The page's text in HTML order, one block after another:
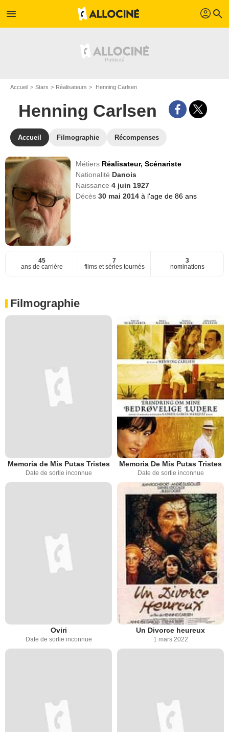
menu profil search
Accueil Stars Réalisateurs Henning Carlsen
Henning Carlsen
Accueil Filmographie Récompenses
Métiers Réalisateur,Scénariste
Nationalité Danois
Naissance4 juin 1927
Décès30 mai 2014à l'age de 86 ans
45
ans de carrière
7
films et séries tournés
3
nominations
Filmographie
Memoria de Mis Putas Tristes
Date de sortie inconnue
Memoria De Mis Putas Tristes
Date de sortie inconnue
Oviri
Date de sortie inconnue
Un Divorce heureux
1 mars 2022